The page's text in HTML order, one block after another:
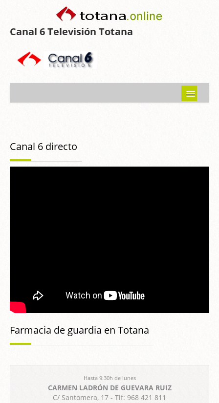
Canal 6 Televisión Totana
Programas emitidos
Canal 6 directo
Farmacia de guardia en Totana
Hasta 9:30h de lunes
CARMEN LADRÓN DE GUEVARA RUIZ
C/ Santomera, 17 - Tlf: 968 421 811